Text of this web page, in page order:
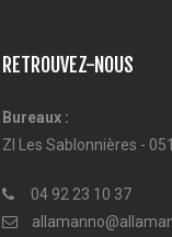
RETROUVEZ-NOUS
Bureaux :
ZI Les Sablonnières -
04 92 23 10 37